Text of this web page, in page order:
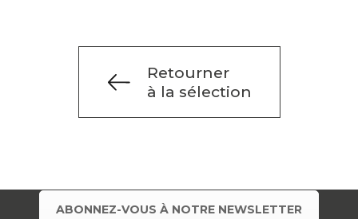
Retourner
à la sélection
ABONNEZ-VOUS À NOTRE NEWSLETTER